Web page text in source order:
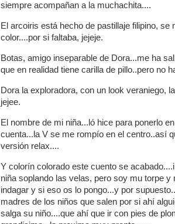
siempre acompañan a la muchachita....
El arcoiris está hecho de pastillaje filipino,
color....por si faltaba, jejeje.
Botas, amigo inseparable de Dora...me ha
que en realidad tiene carilla de pillo..pero no
Dora la exploradora, con un look veraniego,
jejee.
El nombre de mi niña...ló hice para ponerlo
cuenta...la V se me rompío en el centro..así
versión relax....
Y colorín colorado este cuento se
niña soplando las velas, pero soy mu torpe
indagar y si eso os lo pongo...y por
madres de los niños que salen por si ahí
salga su niño....que ahí que ir con pies de